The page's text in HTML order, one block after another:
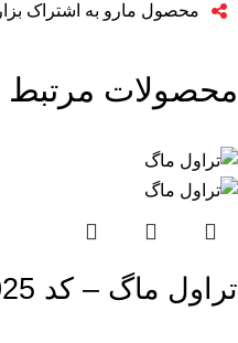
محصول مارو به اشتراک
محصولات مرتبط
تراول ماگ – کد 2025